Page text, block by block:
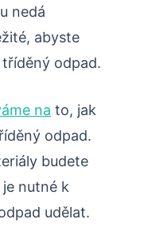
nedá
abyste
odpad.
na to, jak
odpad.
budete
nutné k
udělat.